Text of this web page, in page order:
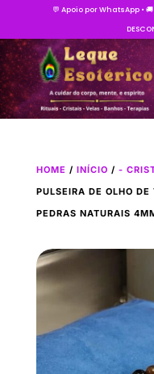
💬 Apoio por WhatsApp •
HOME / INÍCIO / -
PULSEIRA DE OLHO
PEDRAS NATURAIS